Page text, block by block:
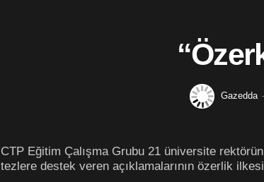
Gazedda
CTP Eğitim Çalışma Grubu 21 üniversite
tezlere destek veren açıklamalarının özerlik